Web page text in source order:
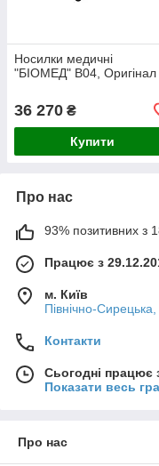
Носилки медичні
"БІОМЕД" B04, Оригінал
36 270 ₴
Купити
Про нас
93% позитивних з
Працює з
м. Київ
Північно-
Контакти
Сьогодні працює
Показати весь
Про нас